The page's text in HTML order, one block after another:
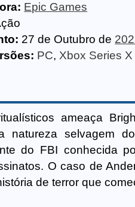
Epic Games
27 de Outubro de
PC, Xbox Series X
ameaça
natureza selvagem
do FBI conhecida
O caso de
de terror que